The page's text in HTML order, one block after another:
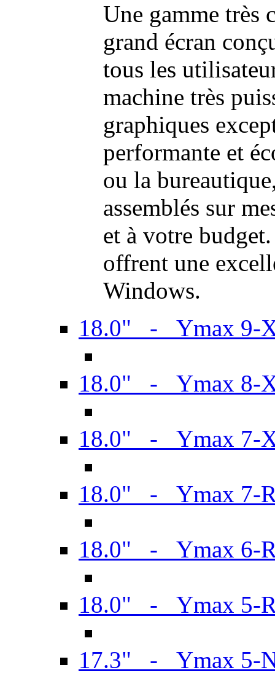
Une gamme très
grand écran
tous les
machine très
graphiques
performante et
ou la
assemblés sur
et à votre
offrent une
Windows.
18.0" - Ymax 9-
18.0" - Ymax 8-
18.0" - Ymax 7-
18.0" - Ymax 7-
18.0" - Ymax 6-
18.0" - Ymax 5-
17.3" - Ymax 5-